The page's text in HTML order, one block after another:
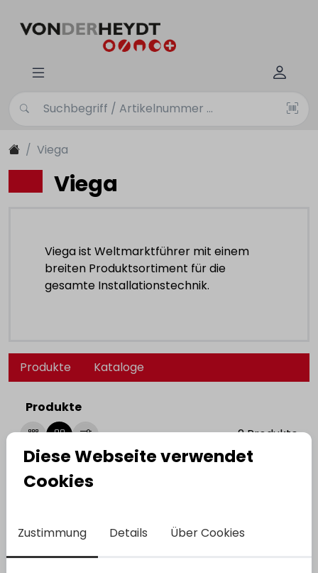
Viega
Viega
Viega ist Weltmarktführer mit einem
breiten Produktsortiment für die
gesamte Installationstechnik.
Produkte Kataloge
Produkte
2Produkte
Viega SANIT Universal-
Rohrgeruchverschluss, mit GA 1", 1 1/2" x 50
Diese Webseite verwendet
Cookies
Zustimmung Details Über Cookies